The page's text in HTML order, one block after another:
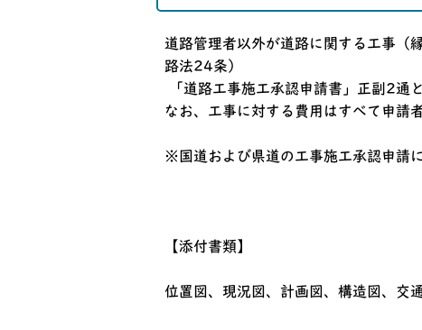
道路管理者以外が道路に関する工事（
路法24条）
「道路工事施工承認申請書」正副2通
なお、工事に対する費用はすべて申請
※国道および県道の工事施工承認申請
【添付書類】
位置図、現況図、計画図、構造図、交